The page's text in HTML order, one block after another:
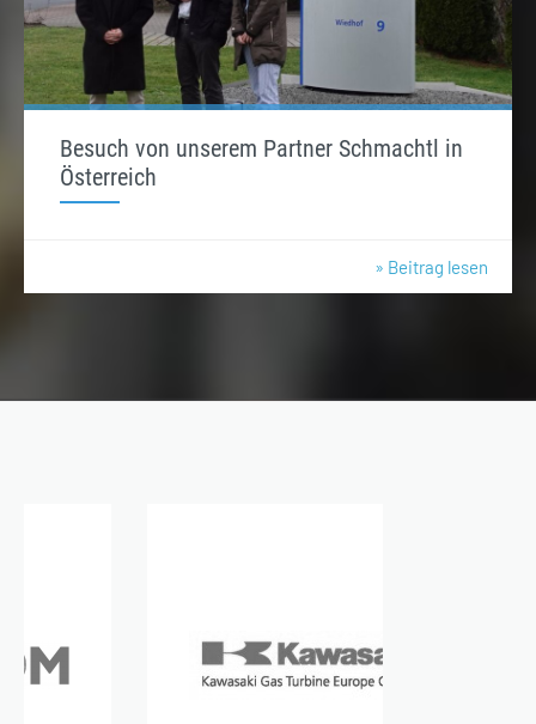
Besuch von unserem Partner Schmachtl in
Österreich
» Beitrag lesen